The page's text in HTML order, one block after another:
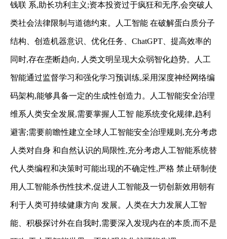
钱联 系,助长功利主义;资本投资过于疯狂和无序,会突破人
类社会法律限制与道德约束。人工智能 在破解蛋白质分子
结构、创造机器意识、优化任务、 ChatGPT 、提高效率的
同时,存在垄断趋向, 人类文明呈现大众弱智化趋势。人工
智能通过监督学习和强化学习预训练,采用深度神经网络编
码架构,能够具备一定的生成性创造力。人工智能安全治理
维系人类安全发展,需要掌握人工智 能系统变化规律,趋利
避害;需要前瞻性建立全球人工智能安全治理规则,充分考虑
人类对自身 和自然认识的局限性,充分考虑人工智能系统替
代人类编程和决策时可能出现的不确定性,严格 禁止研制使
用人工智能杀伤性技术,促进人工智能及一切创新效用朝有
利于人类可持续健康方向 发展。人类在大力发展人工智
能、积极探讨外在自我时,需要深入发现内在的本质,而不是